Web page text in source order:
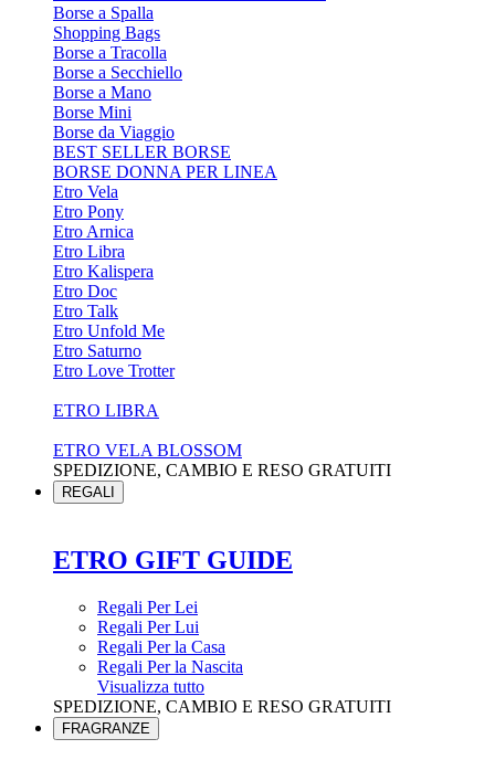
Borse a Spalla
Shopping Bags
Borse a Tracolla
Borse a Secchiello
Borse a Mano
Borse Mini
Borse da Viaggio
BEST SELLER BORSE
BORSE DONNA PER LINEA
Etro Vela
Etro Pony
Etro Arnica
Etro Libra
Etro Kalispera
Etro Doc
Etro Talk
Etro Unfold Me
Etro Saturno
Etro Love Trotter
ETRO LIBRA
ETRO VELA BLOSSOM
SPEDIZIONE, CAMBIO E RESO GRATUITI
REGALI
ETRO GIFT GUIDE
Regali Per Lei
Regali Per Lui
Regali Per la Casa
Regali Per la Nascita
Visualizza tutto
SPEDIZIONE, CAMBIO E RESO GRATUITI
FRAGRANZE